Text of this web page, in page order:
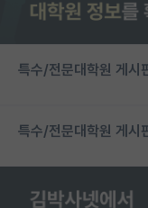
특수/전문대학원 게시
특수/전문대학원 게시